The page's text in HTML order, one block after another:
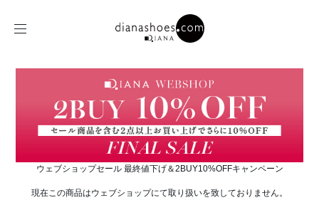
ウェブショップセール 最終値下げ＆2BUY10%OFFキャンペーン
現在この商品はウェブショップにて取り扱いを致しておりません。